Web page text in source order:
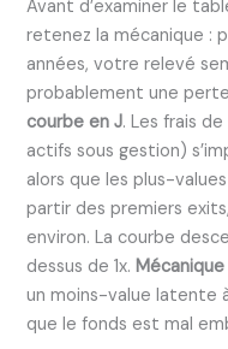
Avant d’examiner le
retenez la mécanique :
années, votre relevé
probablement une
courbe en J. Les frais
actifs sous gestion)
alors que les plus-
partir des premiers
environ. La courbe
dessus de 1x.
un moins-value latente
que le fonds est mal